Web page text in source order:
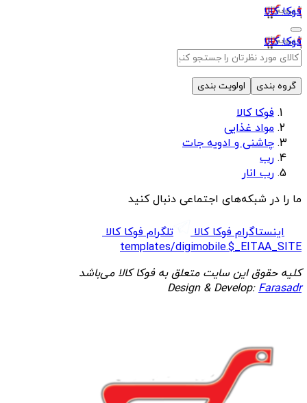
فوکا کالا
فوکا کالا
گروه بندی اولویت بندی
فوکا کالا
مواد غذایی
چاشنی و ادویه جات
رب
رب انار
ما را در شبکه‌های اجتماعی دنبال کنید
اینستاگرام فوکا کالا
تلگرام فوکا کالا
templates/digimobile.$_EITAA_SITE
کلیه حقوق این سایت متعلق به فوکا کالا می‌باشد
Design & Develop:Farasadr